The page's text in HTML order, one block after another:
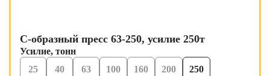
С-образный пресс 63-250, усилие 250т
Усилие, тонн
25
40 63 100 160 200 250